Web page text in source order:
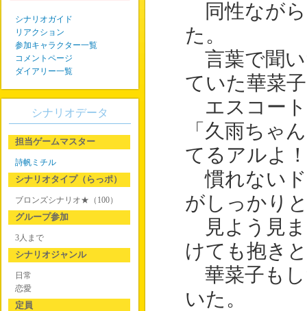
同性ながら
た。
言葉で聞い
ていた華菜
エスコート
「久雨ちゃ
てるアルよ
慣れないド
がしっかり
見よう見ま
けても抱き
華菜子もし
いた。
シナリオガイド
リアクション
参加キャラクター一覧
コメントページ
ダイアリー一覧
シナリオデータ
担当ゲームマスター
詩帆ミチル
シナリオタイプ（らっポ）
ブロンズシナリオ★（100）
グループ参加
3人まで
シナリオジャンル
日常
恋愛
定員